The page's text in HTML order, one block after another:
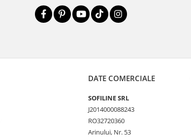
DATE COMERCIALE
SOFILINE SRL
J2014000088243
RO32720360
Arinului, Nr. 53